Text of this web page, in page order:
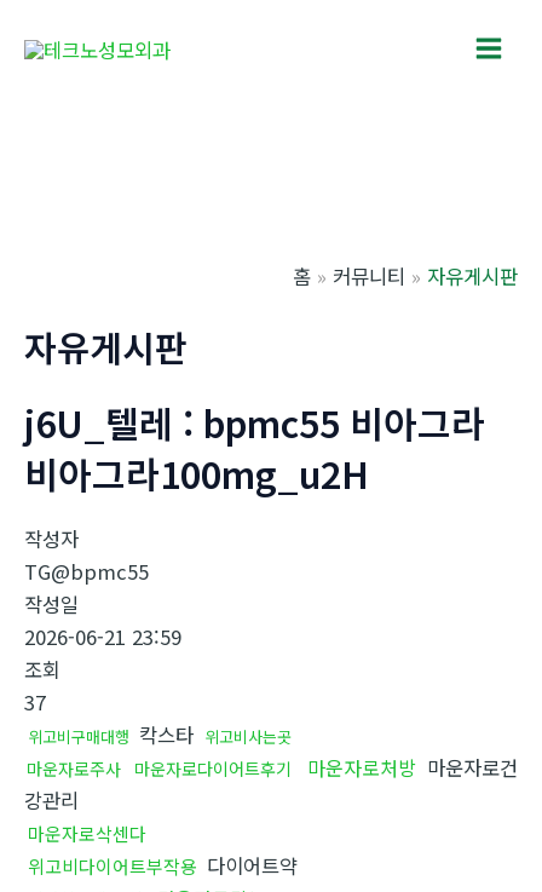
Main
홈 커뮤니티 자유게시판
자유게시판
j6U_텔레 : bpmc55 비아그라
비아그라100mg_u2H
작성자
TG@bpmc55
작성일
2026-06-21 23:59
조회
37
위고비구매대행 칵스타 위고비사는곳
마운자로주사 마운자로다이어트후기 마운자로처방 마운자로건
강관리
마운자로삭센다
위고비다이어트부작용 다이어트약